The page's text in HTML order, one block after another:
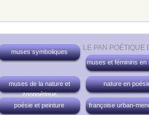
LE PAN POÉTIQUE
muses symboliques
muses et féminins en
muses de la nature et
zoopoétique
nature en
poésie et peinture françoise urban-